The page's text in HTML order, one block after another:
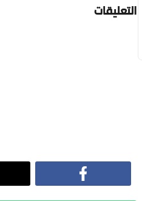
التعليقات